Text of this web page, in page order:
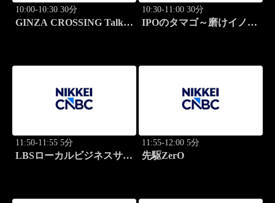
10:00-10:30 30分
GINZA CROSSING Talk
10:30-11:00 30分
IPOのタマゴ～磨けイノベ
11:50-11:55 5分
LBSローカルビジネスサテ
11:55-12:00 5分
先駆ZerO